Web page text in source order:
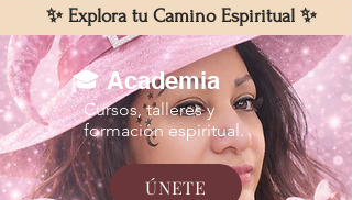
✨ Explora tu Camino Espiritual ✨
🎓 Academia
Cursos, talleres y
formación espiritual.
ÚNETE